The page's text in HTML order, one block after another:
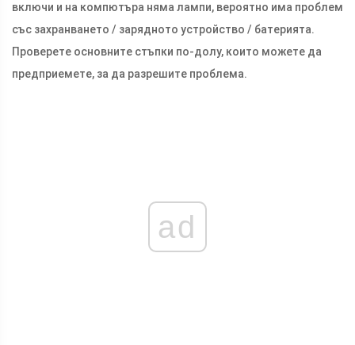
включи и на компютъра няма лампи, вероятно има проблем
със захранването / зарядното устройство / батерията.
Проверете основните стъпки по-долу, които можете да
предприемете, за да разрешите проблема.
ad